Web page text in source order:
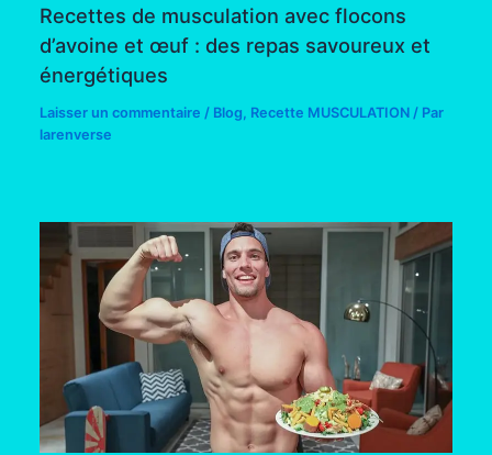
Recettes de musculation avec flocons
d’avoine et œuf : des repas savoureux et
énergétiques
Laisser un commentaire / Blog Recette MUSCULATION / Par
larenverse